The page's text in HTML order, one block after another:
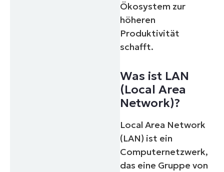
Ökosystem zur
höheren
Produktivität
schafft.
Was ist LAN
(Local Area
Network)?
Local Area Network
(LAN) ist ein
Computernetzwerk,
das eine Gruppe von